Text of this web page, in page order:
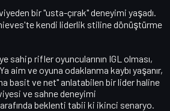
bir "usta-çırak" deneyimi yaşadı.
kendi liderlik stilinedönüştürme
sahip rifler oyuncularının IGL olması,
aim ve oyuna odaklanma kaybı yaşanır,
basit ve net" anlatabilen bir lider haline
ve sahne deneyimi
beklenti tabii ki ikinci senaryo.